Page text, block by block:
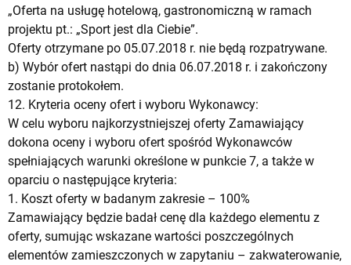
„Oferta na usługę hotelową, gastronomiczną w ramach
projektu pt.: „Sport jest dla Ciebie”.
Oferty otrzymane po 05.07.2018 r. nie będą rozpatrywane.
b) Wybór ofert nastąpi do dnia 06.07.2018 r. i zakończony
zostanie protokołem.
12. Kryteria oceny ofert i wyboru Wykonawcy:
W celu wyboru najkorzystniejszej oferty Zamawiający
dokona oceny i wyboru ofert spośród Wykonawców
spełniających warunki określone w punkcie 7, a także w
oparciu o następujące kryteria:
1. Koszt oferty w badanym zakresie – 100%
Zamawiający będzie badał cenę dla każdego elementu z
oferty, sumując wskazane wartości poszczególnych
elementów zamieszczonych w zapytaniu – zakwaterowanie,